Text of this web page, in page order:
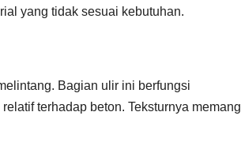
yang tidak sesuai kebutuhan.
Bagian ulir ini berfungsi
terhadap beton. Teksturnya memang